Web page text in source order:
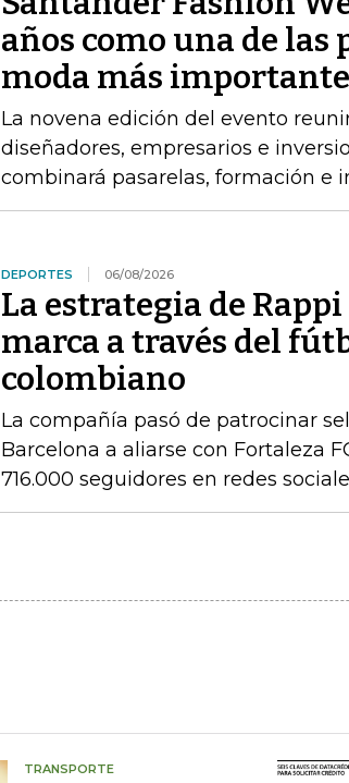
años como una de las
moda más
La novena edición del evento
diseñadores, empresarios e
combinará pasarelas, formación e
DEPORTES 06/08/2026
La estrategia de
marca a través del
colombiano
La compañía pasó de patrocinar
Barcelona a aliarse con Fortaleza
716.000 seguidores en redes
TRANSPORTE